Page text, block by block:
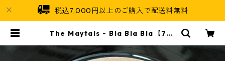
税込7,000円以上のご購入で配送料無料
The Maytals - Bla Bla Bla【7-2